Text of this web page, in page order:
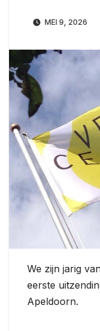
MEI 9, 2026
We zijn jarig
eerste
Apeldoorn.